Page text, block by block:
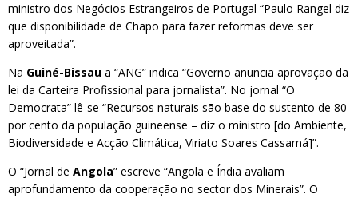
ministro dos Negócios Estrangeiros de Portugal “Paulo Rangel diz
que disponibilidade de Chapo para fazer reformas deve ser
aproveitada”.
Na Guiné-Bissau a “ANG” indica “Governo anuncia aprovação da
lei da Carteira Profissional para jornalista”. No jornal “O
Democrata” lê-se “Recursos naturais são base do sustento de 80
por cento da população guineense – diz o ministro [do Ambiente,
Biodiversidade e Acção Climática, Viriato Soares Cassamá]”.
O “Jornal de Angola” escreve “Angola e Índia avaliam
aprofundamento da cooperação no sector dos Minerais”. O